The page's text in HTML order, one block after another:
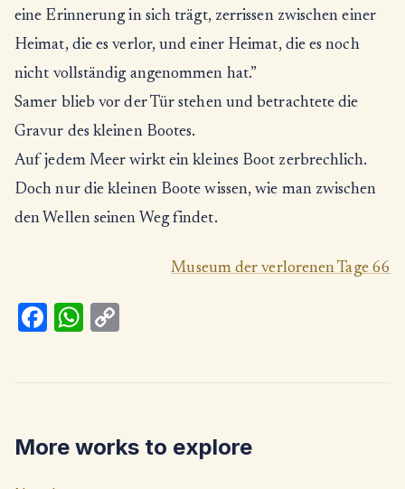
eine Erinnerung in sich trägt, zerrissen zwischen einer
Heimat, die es verlor, und einer Heimat, die es noch
nicht vollständig angenommen hat.”
Samer blieb vor der Tür stehen und betrachtete die
Gravur des kleinen Bootes.
Auf jedem Meer wirkt ein kleines Boot zerbrechlich.
Doch nur die kleinen Boote wissen, wie man zwischen
den Wellen seinen Weg findet.
Museum der verlorenen Tage 66
Fa
k
W
p
Li
n
More works to explore